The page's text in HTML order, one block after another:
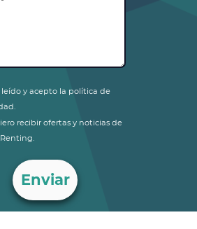
leído y acepto la política de
recibir ofertas y noticias de